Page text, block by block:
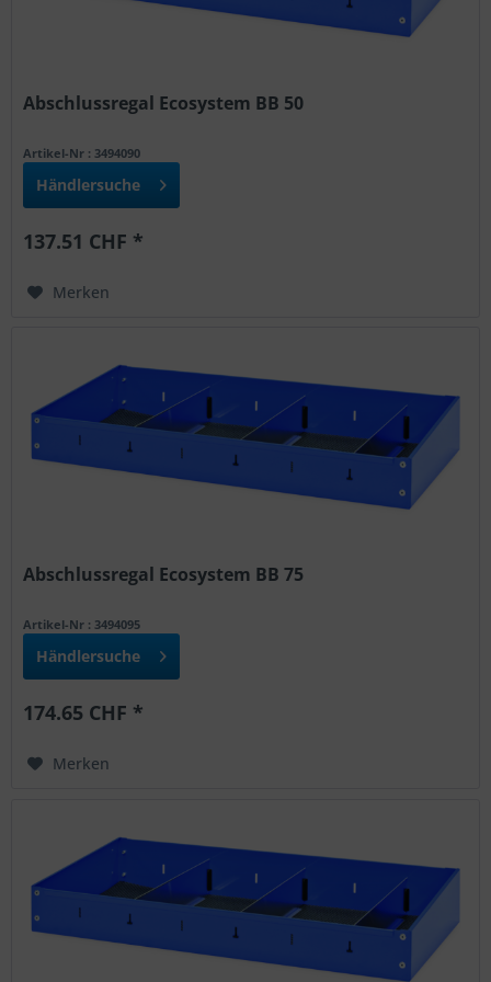
Abschlussregal Ecosystem BB 50
Artikel-Nr : 3494090
Händlersuche
137.51 CHF *
Merken
Abschlussregal Ecosystem BB 75
Artikel-Nr : 3494095
Händlersuche
174.65 CHF *
Merken